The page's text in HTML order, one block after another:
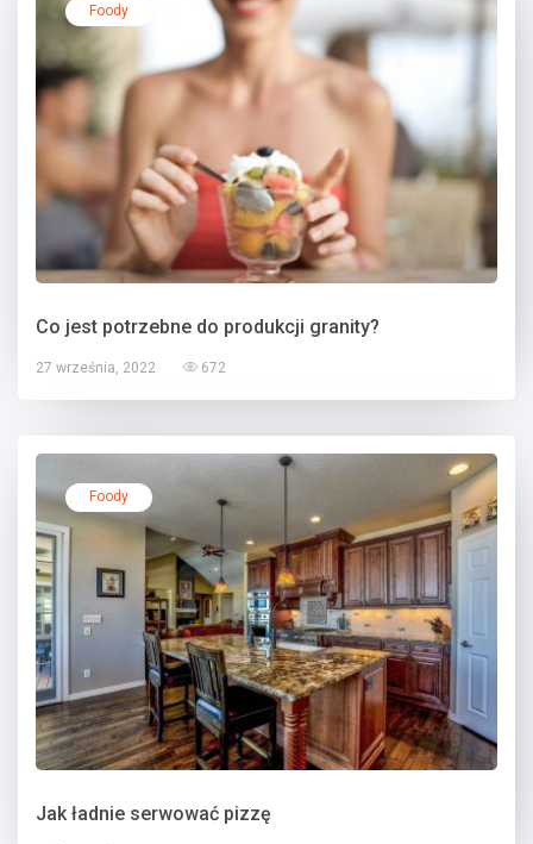
Foody
Co jest potrzebne do produkcji granity?
27 września, 2022 672
Foody
Jak ładnie serwować pizzę